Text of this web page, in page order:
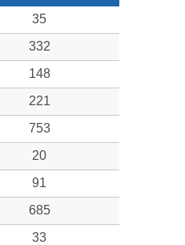
35
332
148
221
753
20
91
685
33